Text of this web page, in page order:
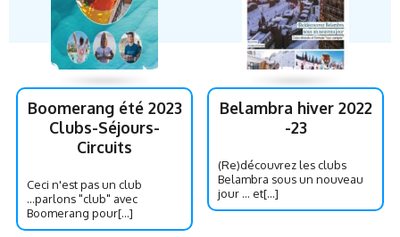
Boomerang été 2023
Clubs-Séjours-
Circuits
Ceci n'est pas un club
...parlons "club" avec
Boomerang pour[...]
Belambra hiver 2022
-23
(Re)découvrez les clubs
Belambra sous un nouveau
jour … et[...]